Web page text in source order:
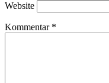
Website
Kommentar *